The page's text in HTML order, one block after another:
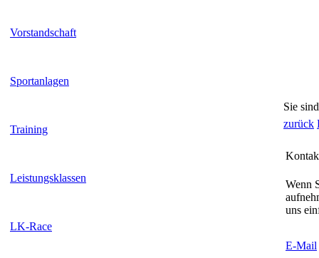
Vorstandschaft
Sportanlagen
Training
Leistungsklassen
LK-Race
Sie
zurück
Wenn
uns
E-Mail